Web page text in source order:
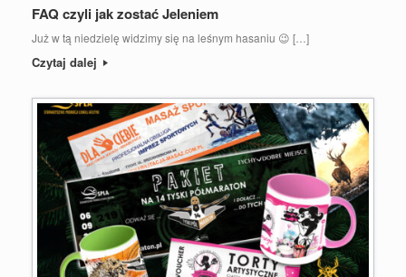
FAQ czyli jak zostać Jeleniem
Już w tą niedzielę widzimy się na leśnym hasaniu 😉 […]
Czytaj dalej